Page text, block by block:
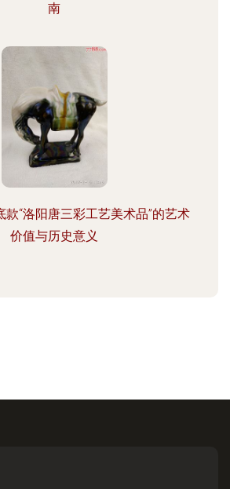
南
“洛阳唐三彩工艺美术品”的艺术
价值与历史意义